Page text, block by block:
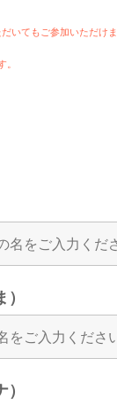
いてもご参加いただけ